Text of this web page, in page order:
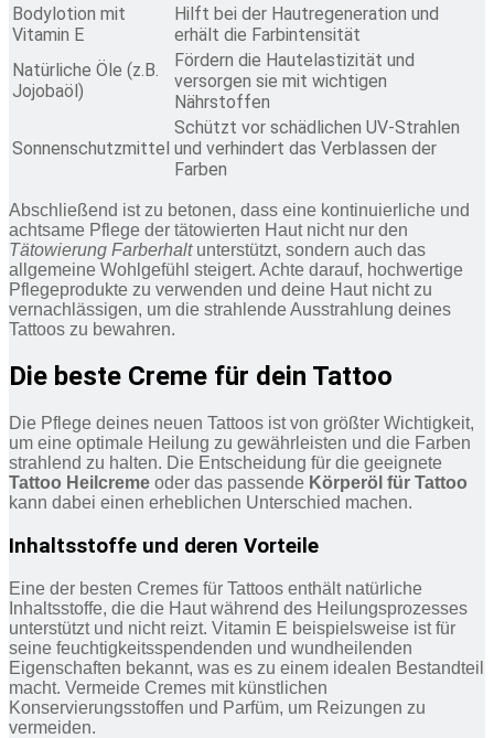
Bodylotion mit
Vitamin E
Hilft bei der Hautregeneration und
erhält die Farbintensität
Natürliche Öle (z.B.
Jojobaöl)
Fördern die Hautelastizität und
versorgen sie mit wichtigen
Nährstoffen
Sonnenschutzmittel
Schützt vor schädlichen UV-Strahlen
und verhindert das Verblassen der
Farben
Abschließend ist zu betonen, dass eine kontinuierliche und
achtsame Pflege der tätowierten Haut nicht nur den
Tätowierung Farberhaltunterstützt, sondern auch das
allgemeine Wohlgefühl steigert. Achte darauf, hochwertige
Pflegeprodukte zu verwenden und deine Haut nicht zu
vernachlässigen, um die strahlende Ausstrahlung deines
Tattoos zu bewahren.
Die beste Creme für dein Tattoo
Die Pflege deines neuen Tattoos ist von größter Wichtigkeit,
um eine optimale Heilung zu gewährleisten und die Farben
strahlend zu halten. Die Entscheidung für die geeignete
Tattoo Heilcreme oder das passende Körperöl für Tattoo
kann dabei einen erheblichen Unterschied machen.
Inhaltsstoffe und deren Vorteile
Eine der besten Cremes für Tattoos enthält natürliche
Inhaltsstoffe, die die Haut während des Heilungsprozesses
unterstützt und nicht reizt. Vitamin E beispielsweise ist für
seine feuchtigkeitsspendenden und wundheilenden
Eigenschaften bekannt, was es zu einem idealen Bestandteil
macht. Vermeide Cremes mit künstlichen
Konservierungsstoffen und Parfüm, um Reizungen zu
vermeiden.